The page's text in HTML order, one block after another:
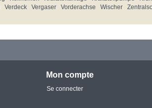
Verdeck Vergaser Vorderachse Wischer
Mon compte
Se connecter